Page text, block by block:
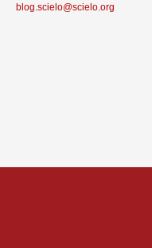
blog.scielo@scielo.org